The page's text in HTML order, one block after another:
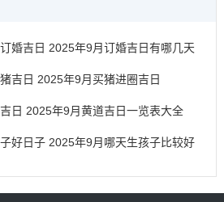
婚吉日 2025年9月订婚吉日有哪几天
吉日 2025年9月买猪进圈吉日
日 2025年9月黄道吉日一览表大全
好日子 2025年9月哪天生孩子比较好